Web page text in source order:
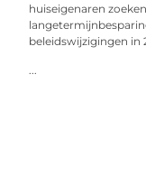
huiseigenaren
beleidswijzigingen in
...